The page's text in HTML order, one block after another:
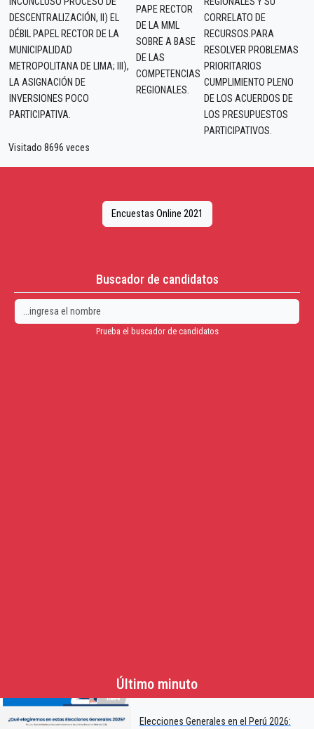
DESCENTRALIZACIÓN, II) EL
DÉBIL PAPEL RECTOR DE LA
MUNICIPALIDAD
METROPOLITANA DE LIMA; III),
LA ASIGNACIÓN DE
INVERSIONES POCO
PARTICIPATIVA.
PAPE RECTOR
DE LA MML
SOBRE A BASE
DE LAS
COMPETENCIAS
REGIONALES.
CORRELATO DE
RECURSOS.PARA
RESOLVER PROBLEMAS
PRIORITARIOS
CUMPLIMIENTO PLENO
DE LOS ACUERDOS DE
LOS PRESUPUESTOS
PARTICIPATIVOS.
Visitado 8696 veces
Encuestas Online 2021
Buscador de candidatos
Prueba el buscador de candidatos
Último minuto
Elecciones Generales en el Perú 2026: